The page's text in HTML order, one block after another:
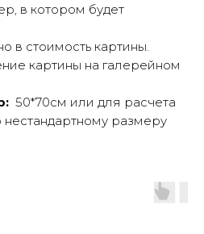
в котором будет
в стоимость картины.
картины на галерейном
50*70см или для расчета
размеру